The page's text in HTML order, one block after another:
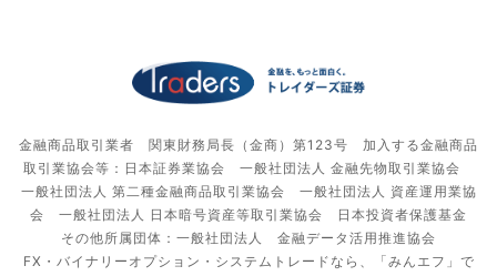
金融商品取引業者 関東財務局長（金商）第123号 加入する金融商品
取引業協会等：日本証券業協会 一般社団法人 金融先物取引業協会
一般社団法人 第二種金融商品取引業協会 一般社団法人 資産運用業協
会 一般社団法人 日本暗号資産等取引業協会 日本投資者保護基金
その他所属団体：一般社団法人 金融データ活用推進協会
FX・バイナリーオプション・システムトレードなら、「みんエフ」で